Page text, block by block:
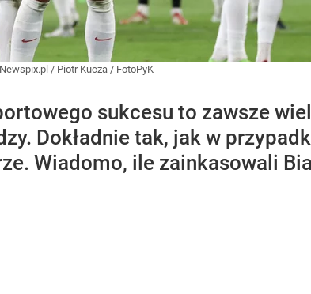
Newspix.pl / Piotr Kucza / FotoPyK
sukcesu to zawsze
Dokładnie tak, jak w
Wiadomo, ile zainkasowali